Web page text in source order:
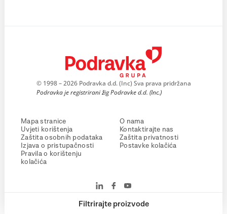
Filtrirajte proizvode
© 1998 – 2026 Podravka d.d. (Inc) Sva prava pridržana
Podravka je registrirani žig Podravke d.d. (Inc.)
Mapa stranice
Uvjeti korištenja
Zaštita osobnih podataka
Izjava o pristupačnosti
Pravila o korištenju
kolačića
O nama
Kontaktirajte nas
Zaštita privatnosti
Postavke kolačića